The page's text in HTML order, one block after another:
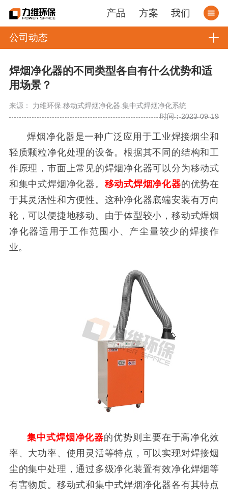
产品 方案 我们
公司动态
焊烟净化器的不同类型各自有什么优势和适
用场景？
来源： 力维环保.移动式焊烟净化器.集中式焊烟净化系统
时间：2023-09-19
焊烟净化器是一种广泛应用于工业焊接烟尘和
轻质颗粒净化处理的设备。根据其不同的结构和工
作原理，市面上常见的焊烟净化器可以分为移动式
和集中式焊烟净化器。 移动式焊烟净化器的优势在
于其灵活性和方便性。这种净化器底端安装有万向
轮，可以便捷地移动。由于体型较小，移动式焊烟
净化器适用于工作范围小、产尘量较少的焊接作
业。
集中式焊烟净化器的优势则主要在于高净化效
率、大功率、使用灵活等特点，可以实现对焊接烟
尘的集中处理，通过多级净化装置有效净化焊烟等
有害物质。移动式和集中式焊烟净化器各有其特点